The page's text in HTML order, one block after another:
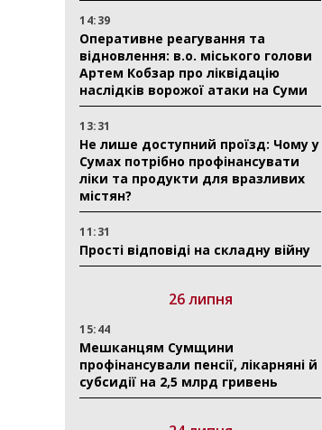
14:39
Оперативне реагування та
відновлення: в.о. міського голови
Артем Кобзар про ліквідацію
наслідків ворожої атаки на Суми
13:31
Не лише доступний проїзд: Чому у
Сумах потрібно профінансувати
ліки та продукти для вразливих
містян?
11:31
Прості відповіді на складну війну
26 липня
15:44
Мешканцям Сумщини
профінансували пенсії, лікарняні й
субсидії на 2,5 млрд гривень